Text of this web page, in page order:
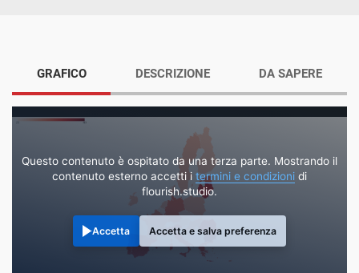
GRAFICO
Questo contenuto è ospitato da una terza parte. Mostrando il
contenuto esterno accetti i termini e condizioni di
flourish.studio.
Accetta Accetta e salva preferenza
DESCRIZIONE DA SAPERE